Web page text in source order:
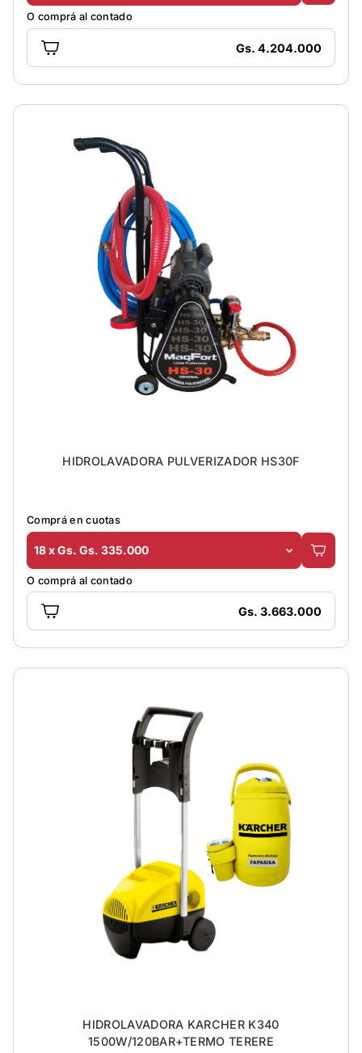
O comprá al contado
Gs. 4.204.000
HIDROLAVADORA PULVERIZADOR HS30F
Comprá en cuotas
18 x Gs. Gs. 335.000
O comprá al contado
Gs. 3.663.000
HIDROLAVADORA KARCHER K340
1500W/120BAR+TERMO TERERE